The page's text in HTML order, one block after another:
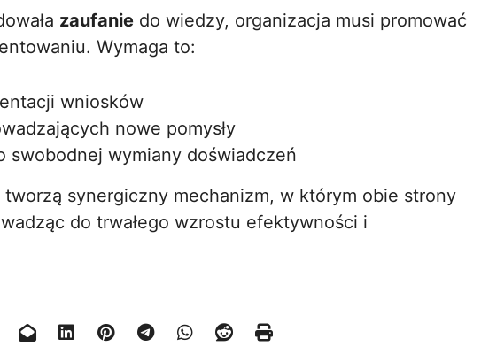
zaufanie do wiedzy, organizacja musi promować
Wymaga to:
wniosków
nowe pomysły
swobodnej wymiany doświadczeń
synergiczny mechanizm, w którym obie strony
do trwałego wzrostu efektywności i